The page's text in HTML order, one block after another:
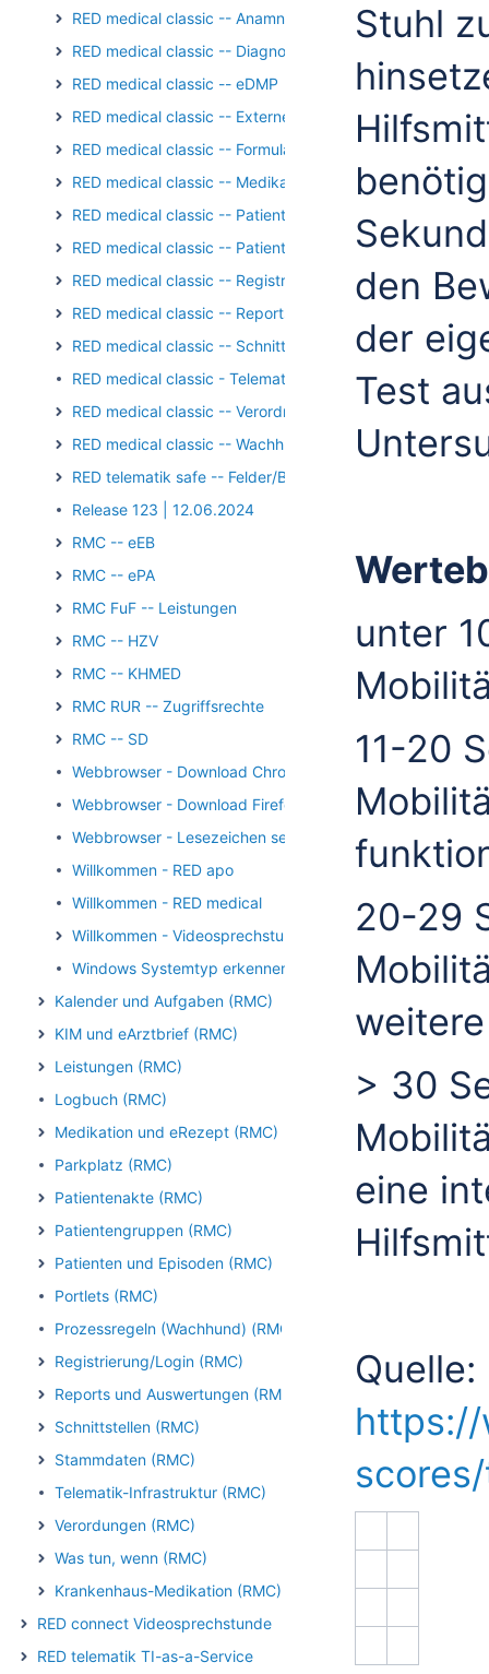
RED medical classic -- Anamnese und Befundung
RED medical classic -- Diagnosen
RED medical classic -- eDMP
RED medical classic -- Externe Kommunikation
RED medical classic -- Formulare
RED medical classic -- Medikation
RED medical classic -- Patientengruppen
RED medical classic -- Patienten und Episoden
RED medical classic -- Registrierung/Login
RED medical classic -- Reports und Auswertungen
RED medical classic -- Schnittstellen
RED medical classic - Telematik - Kartenterminal - PIN-
RED medical classic -- Verordnungen
RED medical classic -- Wachhund
RED telematik safe -- Felder/Bilder
Release 123 | 12.06.2024
RMC -- eEB
RMC -- ePA
RMC FuF -- Leistungen
RMC -- HZV
RMC -- KHMED
RMC RUR -- Zugriffsrechte
RMC -- SD
Webbrowser - Download Chrome
Webbrowser - Download Firefox
Webbrowser - Lesezeichen setzen
Willkommen - RED apo
Willkommen - RED medical
Willkommen - Videosprechstunde
Windows Systemtyp erkennen
Kalender und Aufgaben (RMC)
KIM und eArztbrief (RMC)
Leistungen (RMC)
Logbuch (RMC)
Medikation und eRezept (RMC)
Parkplatz (RMC)
Patientenakte (RMC)
Patientengruppen (RMC)
Patienten und Episoden (RMC)
Portlets (RMC)
Prozessregeln (Wachhund) (RMC)
Registrierung/Login (RMC)
Reports und Auswertungen (RMC)
Schnittstellen (RMC)
Stammdaten (RMC)
Telematik-Infrastruktur (RMC)
Verordungen (RMC)
Was tun, wenn (RMC)
Krankenhaus-Medikation (RMC)
RED connect Videosprechstunde
RED telematik TI-as-a-Service
Stuhl
den
der
Test
unter
11-20
20-29
> 30
eine
Quelle: